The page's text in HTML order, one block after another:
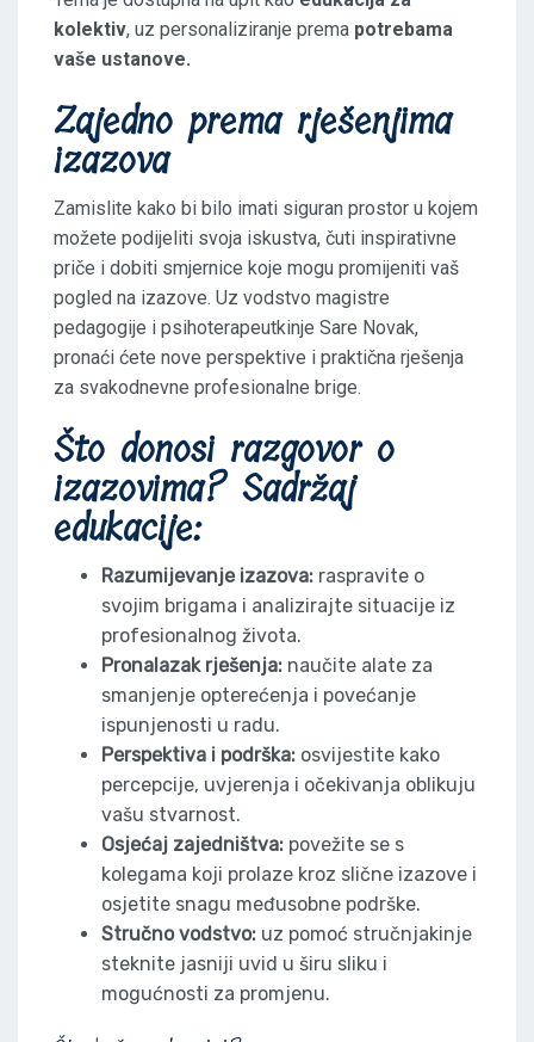
kolektiv, uz personaliziranje prema potrebama
vaše ustanove.
Zajedno prema rješenjima
izazova
Zamislite kako bi bilo imati siguran prostor u kojem
možete podijeliti svoja iskustva, čuti inspirativne
priče i dobiti smjernice koje mogu promijeniti vaš
pogled na izazove. Uz vodstvo magistre
pedagogije i psihoterapeutkinje Sare Novak,
pronaći ćete nove perspektive i praktična rješenja
za svakodnevne profesionalne brige.
Što donosi razgovor o
izazovima? Sadržaj
edukacije:
Razumijevanje izazova: raspravite o
svojim brigama i analizirajte situacije iz
profesionalnog života.
Pronalazak rješenja: naučite alate za
smanjenje opterećenja i povećanje
ispunjenosti u radu.
Perspektiva i podrška: osvijestite kako
percepcije, uvjerenja i očekivanja oblikuju
vašu stvarnost.
Osjećaj zajedništva: povežite se s
kolegama koji prolaze kroz slične izazove i
osjetite snagu međusobne podrške.
Stručno vodstvo: uz pomoć stručnjakinje
steknite jasniji uvid u širu sliku i
mogućnosti za promjenu.